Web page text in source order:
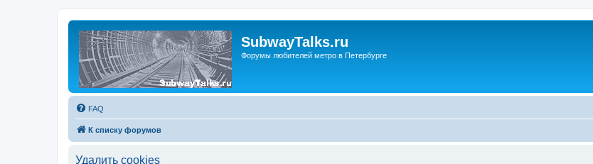
SubwayTalks.ru
Форумы любителей метро в Петербурге
FAQ
К списку форумов
Удалить cookies